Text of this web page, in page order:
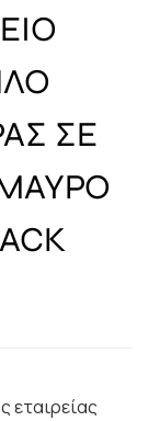
ΣΕ
εταιρείας